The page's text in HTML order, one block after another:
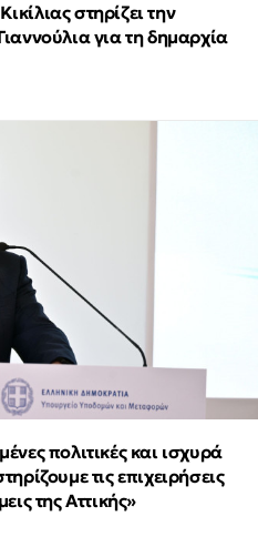
στηρίζει την
για τη δημαρχία
πολιτικές και ισχυρά
τις επιχειρήσεις
της Αττικής»